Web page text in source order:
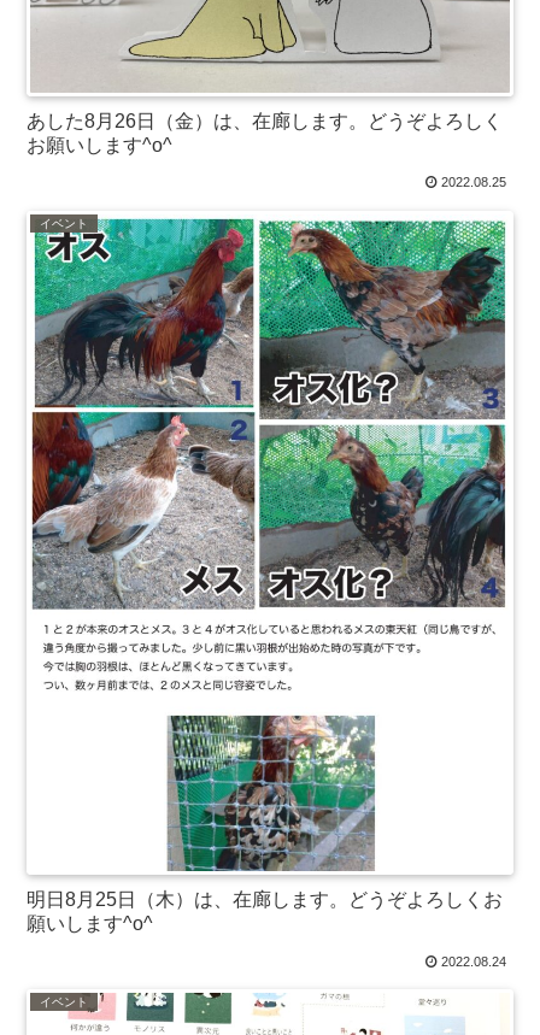
あした8月26日（金）は、在廊します。どうぞよろしく
お願いします^o^
2022.08.25
イベント
明日8月25日（木）は、在廊します。どうぞよろしくお
願いします^o^
2022.08.24
イベント